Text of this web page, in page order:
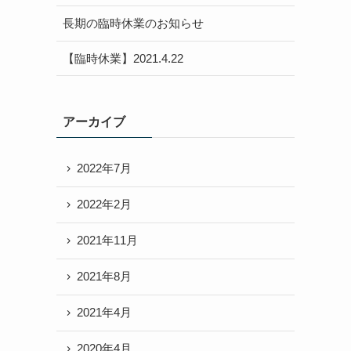
長期の臨時休業のお知らせ
【臨時休業】2021.4.22
アーカイブ
2022年7月
2022年2月
2021年11月
2021年8月
2021年4月
2020年4月